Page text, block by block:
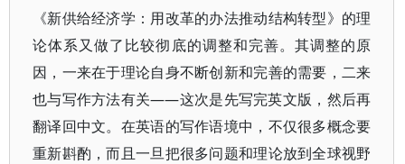
《新供给经济学：用改革的办法推动结构转型》的理
论体系又做了比较彻底的调整和完善。其调整的原
因，一来在于理论自身不断创新和完善的需要，二来
也与写作方法有关——这次是先写完英文版，然后再
翻译回中文。在英语的写作语境中，不仅很多概念要
重新斟酌，而且一旦把很多问题和理论放到全球视野